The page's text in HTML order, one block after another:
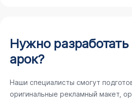
Нужно
арок?
Наши специалисты смогут
оригинальные рекламный макет,